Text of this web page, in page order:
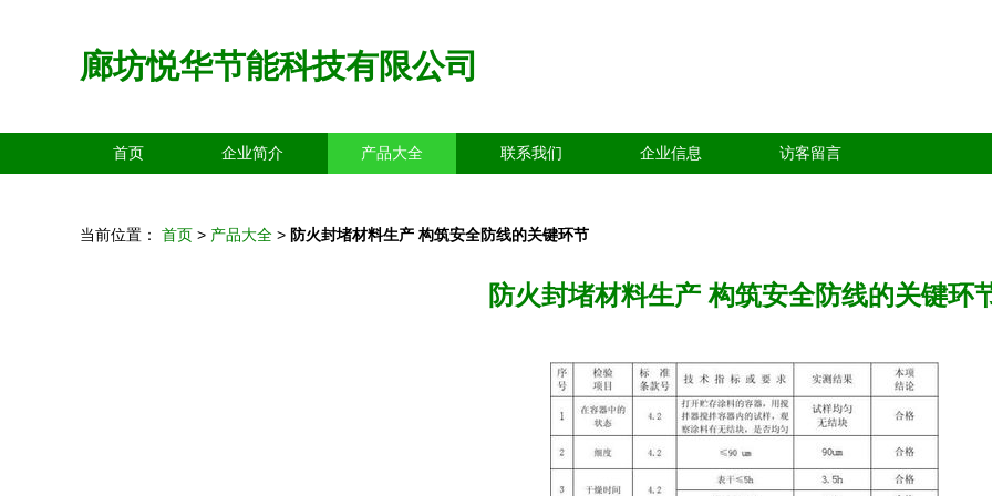
廊坊悦华节能科技有限公司
首页 企业简介 产品大全 联系我们 企业信息 访客留言
当前位置： 首页 > 产品大全 > 防火封堵材料生产 构筑安全防线的关键环节
防火封堵材料生产 构筑安全防线的关键环